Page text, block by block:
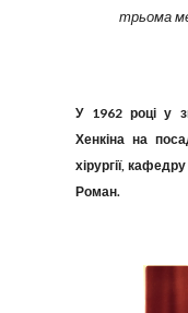
трьома
У 1962 році у
Хенкіна на
хірургії,
Роман.